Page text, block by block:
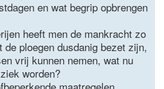
en wat begrip opbrengen
heeft men de mankracht zo
ploegen dusdanig bezet zijn,
vrij kunnen nemen, wat nu
worden?